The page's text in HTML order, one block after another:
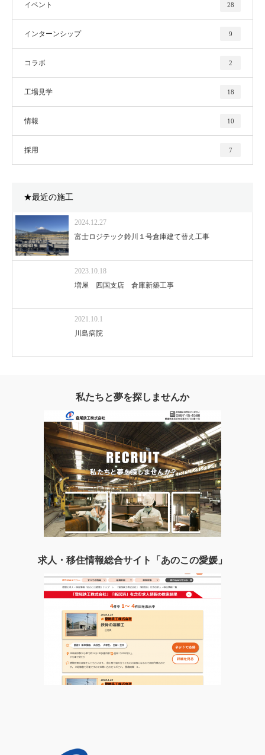
イベント 28
インターンシップ 9
コラボ 2
工場見学 18
情報 10
採用 7
★最近の施工
2024.12.27
富士ロジテック鈴川１号倉庫建て替え工事
2023.10.18
増屋 四国支店 倉庫新築工事
2021.10.1
川島病院
私たちと夢を探しませんか
求人・移住情報総合サイト「あのこの愛媛」